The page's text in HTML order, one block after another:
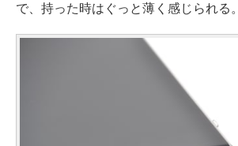
で、持った時はぐっと薄く感じられる。